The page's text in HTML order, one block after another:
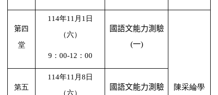
第四
堂
114年11 月 1 日
（六）
9 ： 00-12 ： 00
國語文能力測驗
(一)
陳采綸學
第五
114年11 月 8 日
（六）
國語文能力測驗